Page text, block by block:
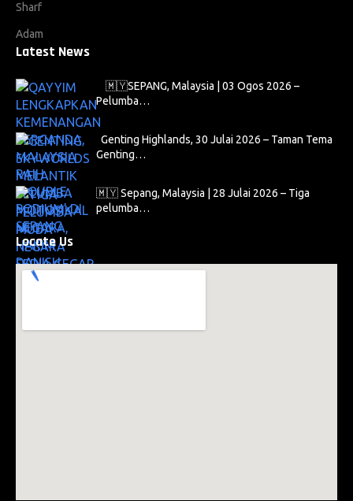
Sharf
Adam
Latest News
🇲🇾SEPANG, Malaysia | 03 Ogos 2026 –
Pelumba…
Genting Highlands, 30 Julai 2026 – Taman Tema
Genting…
🇲🇾 Sepang, Malaysia | 28 Julai 2026 – Tiga
pelumba…
Locate Us